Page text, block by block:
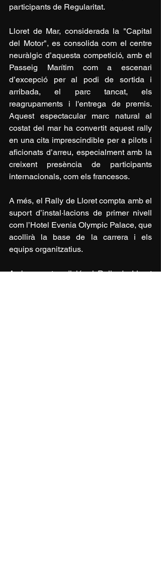
participants de Regularitat.
Lloret de Mar, considerada la "Capital
del Motor", es consolida com el centre
neuràlgic d’aquesta competició, amb el
Passeig Marítim com a escenari
d’excepció per al podi de sortida i
arribada, el parc tancat, els
reagrupaments i l'entrega de premis.
Aquest espectacular marc natural al
costat del mar ha convertit aquest rally
en una cita imprescindible per a pilots i
aficionats d’arreu, especialment amb la
creixent presència de participants
internacionals, com els francesos.
A més, el Rally de Lloret compta amb el
suport d’instal·lacions de primer nivell
com l’Hotel Evenia Olympic Palace, que
acollirà la base de la carrera i els
equips organitzatius.
Amb aquesta edició, el Rally de Lloret